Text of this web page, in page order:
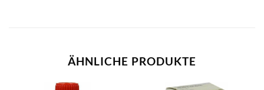
ÄHNLICHE PRODUKTE